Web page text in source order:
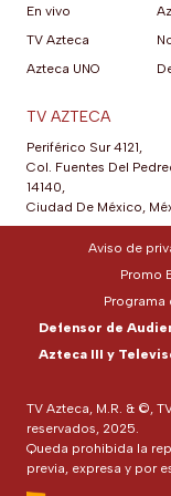
En vivo
TV Azteca
Azteca UNO
TV AZTECA
Periférico Sur 4121,
Col. Fuentes Del
14140,
Ciudad De México,
TV Azteca, M.R. & ©,
reservados, 2025.
Queda prohibida la
previa, expresa y por
Aviso de
Promo
Programa
Defensor de
Azteca III y